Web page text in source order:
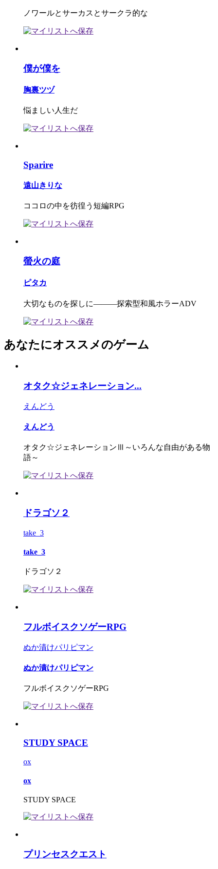
ノワールとサーカスとサークラ的な
僕が僕を
胸裏ツヅ
悩ましい人生だ
Sparire
遠山きりな
ココロの中を彷徨う短編RPG
螢火の庭
ピタカ
大切なものを探しに―――探索型和風ホラーADV
あなたにオススメのゲーム
オタク☆ジェネレーション...
えんどう
えんどう
オタク☆ジェネレーションⅢ～いろんな自由がある物
語～
ドラゴソ２
take_3
take_3
ドラゴソ２
フルボイスクソゲーRPG
ぬか漬けパリピマン
ぬか漬けパリピマン
フルボイスクソゲーRPG
STUDY SPACE
ox
ox
STUDY SPACE
プリンセスクエスト